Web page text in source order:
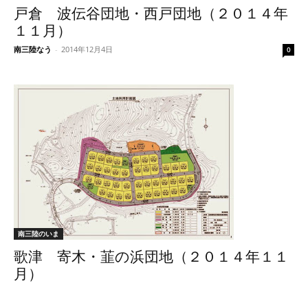
戸倉 波伝谷団地・西戸団地（２０１４年
１１月）
南三陸なう - 2014年12月4日 0
南三陸のいま
歌津 寄木・韮の浜団地（２０１４年１１
月）